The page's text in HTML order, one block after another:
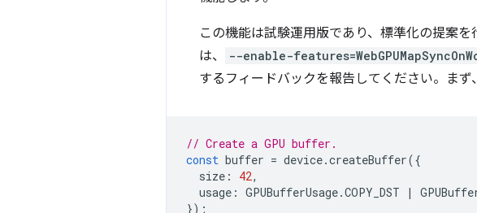
この機能は試験運用版であり、標準化の提案
は、
--enable-
するフィードバックを報告してください。まず
// Create a GPU buffer.
const buffer = device.createBuffer({
size : 42,
usage : GPUBufferUsage.COPY_DST |
});